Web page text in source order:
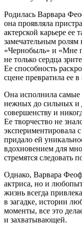
Родилась Варвара
она проявляла
актерской карьере ее
замечательным ролям
«Чернобыль» и «Мне
не только сердца
Ее способность
сцене превратила ее
Она исполнила самые
нежных до сильных и
совершенству и
Ее творчество не
экспериментировала
придало ей
вдохновением для
стремятся следовать
Однако, Варвара
актриса, но и
жизнь всегда
в загадке, истории
моменты, все это
и захватывающей.